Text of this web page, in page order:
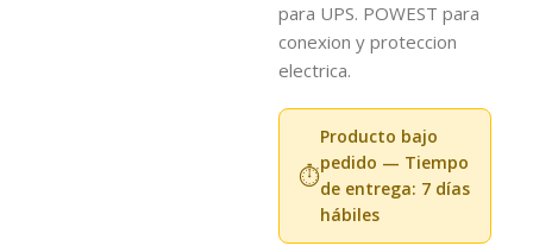
para UPS. POWEST para
conexion y proteccion
electrica.
⏱️
Producto bajo
pedido — Tiempo
de entrega: 7 días
hábiles